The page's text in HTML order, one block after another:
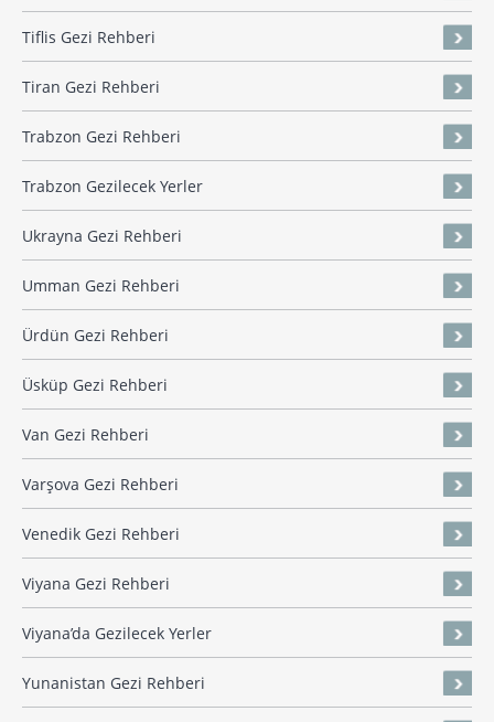
Tiflis Gezi Rehberi
Tiran Gezi Rehberi
Trabzon Gezi Rehberi
Trabzon Gezilecek Yerler
Ukrayna Gezi Rehberi
Umman Gezi Rehberi
Ürdün Gezi Rehberi
Üsküp Gezi Rehberi
Van Gezi Rehberi
Varşova Gezi Rehberi
Venedik Gezi Rehberi
Viyana Gezi Rehberi
Viyana’da Gezilecek Yerler
Yunanistan Gezi Rehberi